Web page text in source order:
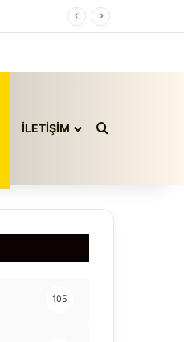
İLETİŞİM Arama yap
105